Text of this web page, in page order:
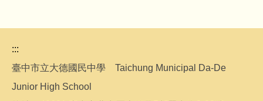
:::
臺中市立大德國民中學 Taichung Municipal Da-De
Junior High School